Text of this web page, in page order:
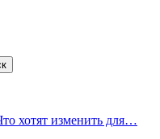
хотят изменить для…